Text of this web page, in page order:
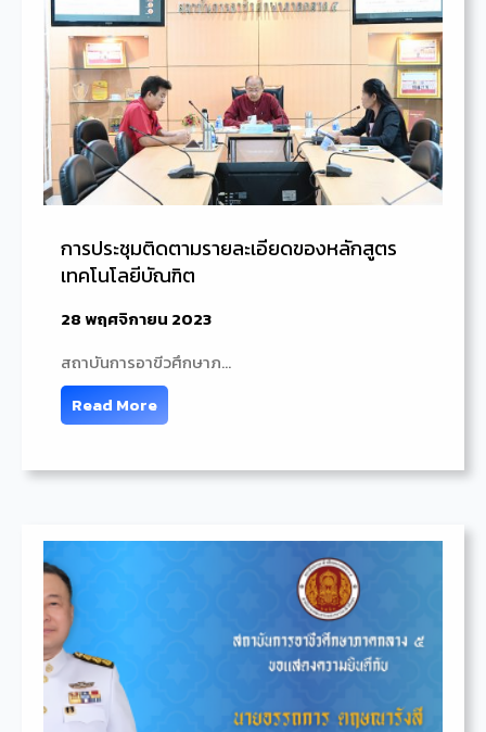
การประชุมติดตามรายละเอียดของหลักสูตร
เทคโนโลยีบัณฑิต
28 พฤศจิกายน 2023
สถาบันการอาขีวศึกษาภ…
Read More